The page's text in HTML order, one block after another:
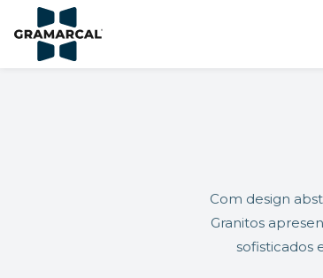
Com design
Granitos
sofisticados